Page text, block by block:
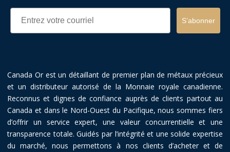
Email
S’abonner
Canada Or est un détaillant de premier plan de métaux précieux
et un distributeur autorisé de la Monnaie royale canadienne.
Reconnus et dignes de confiance auprès de clients partout au
Canada et dans le Nord-Ouest du Pacifique, nous sommes fiers
d’offrir un service expert, une valeur concurrentielle et une
transparence totale. Guidés par l’intégrité et une solide expertise
du marché, nous permettons à nos clients d’acheter et de